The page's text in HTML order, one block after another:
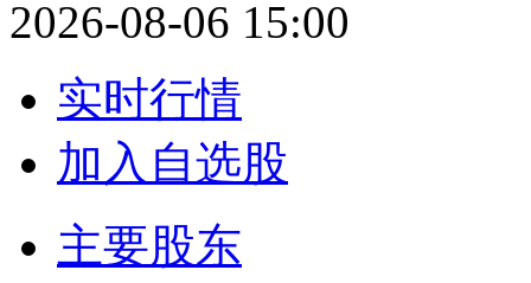
2026-08-06 15:00
实时行情
加入自选股
主要股东